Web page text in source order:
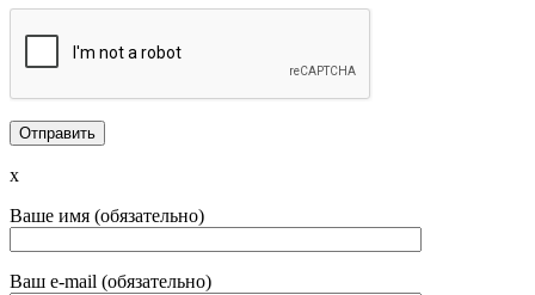
x
Ваше имя (обязательно)
Ваш e-mail (обязательно)